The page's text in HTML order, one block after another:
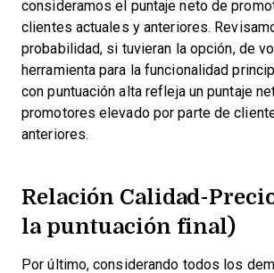
consideramos el puntaje neto de
clientes actuales y anteriores.
probabilidad, si tuvieran la opción, de
herramienta para la funcionalidad
con puntuación alta refleja un puntaje
promotores elevado por parte de
anteriores.
Relación Calidad-
la puntuación final)
Por último, considerando todos los